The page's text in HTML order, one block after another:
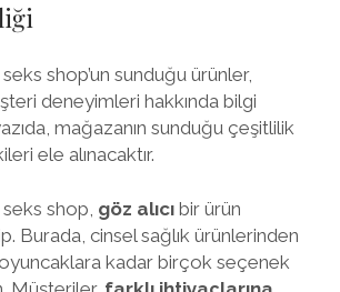
shop’un sunduğu ürünler,
deneyimleri hakkında bilgi
mağazanın sunduğu çeşitlilik
ele alınacaktır.
seks shop, göz alıcıbir ürün
Burada, cinsel sağlık ürünlerinden
kadar birçok seçenek